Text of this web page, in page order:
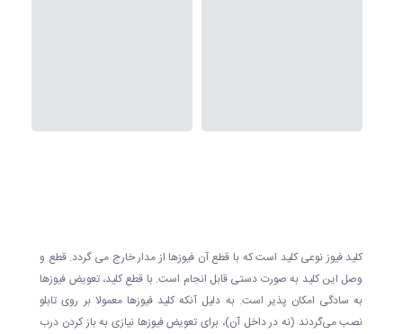
کلید فیوز نوعی کلید است که با قطع آن فیوزها از مدار خارج می گردد. قطع و
وصل این کلید به صورت دستی قابل انجام است. با قطع کلید، تعویض فیوزها
به سادگی امکان پذیر است. به دلیل آنکه کلید فیوزها معمولا بر روی تابلو
نصب می‌گردند (نه در داخل آن)، برای تعویض فیوزها نیازی به باز کردن درب